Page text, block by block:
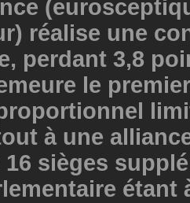
réalise une
perdant 3,8
le
à une
sièges
étant